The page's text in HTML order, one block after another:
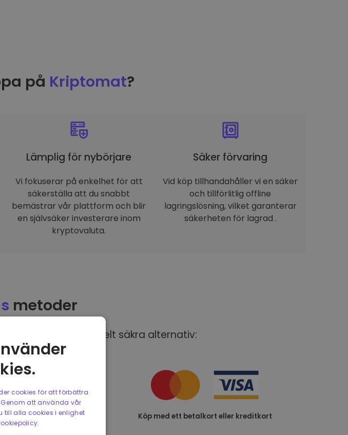
på Kriptomat?
Lämplig för nybörjare
Vi fokuserar på enkelhet för att
säkerställa att du snabbt
bemästrar vår plattform och blir
en självsäker investerare inom
kryptovaluta.
Säker förvaring
Vid köp tillhandahåller vi en säker
och tillförlitlig offline
lagringslösning, vilket garanterar
säkerheten för lagrad .
metoder
du tillgång till olika helt säkra alternativ:
Köp med ett betalkort eller kreditkort
cookies för att förbättra
att använda vår
till alla cookies i enlighet